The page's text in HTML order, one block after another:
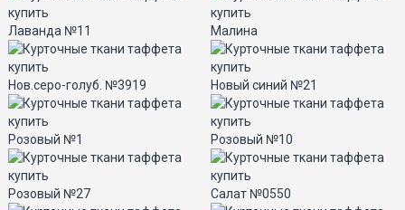
Лаванда №11 Малина
Нов.серо-голуб. №3919 Новый синий №21
Розовый №1 Розовый №10
Розовый №27 Салат №0550